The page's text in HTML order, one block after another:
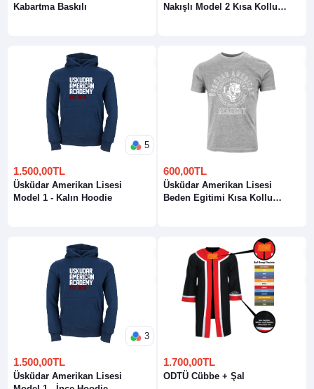
Kabartma Baskılı
Nakışlı Model 2 Kısa Kollu
5
1.500,00TL
Üsküdar Amerikan Lisesi
Model 1 - Kalın Hoodie
600,00TL
Üsküdar Amerikan Lisesi
Beden Egitimi Kısa Kollu
3
1.500,00TL
Üsküdar Amerikan Lisesi
1.700,00TL
ODTÜ Cübbe + Şal